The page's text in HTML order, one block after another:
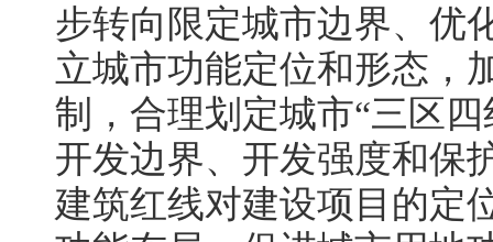
步转向限定城市边界、优
立城市功能定位和形态，
制，合理划定城市“三区
开发边界、开发强度和保
建筑红线对建设项目的定